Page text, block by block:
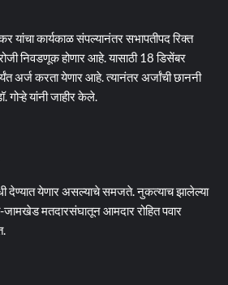
यांचा कार्यकाळ संपल्यानंतर सभापतीपद रिक्त
निवडणूक होणार आहे. यासाठी 18 डिसेंबर
अर्ज करता येणार आहे. त्यानंतर अर्जांची छाननी
गोऱ्हे यांनी जाहीर केले.
देण्यात येणार असल्याचे समजते. नुकत्याच झालेल्या
मतदारसंघातून आमदार रोहित पवार